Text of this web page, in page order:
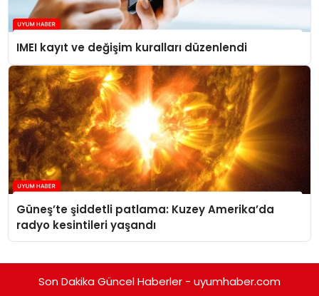
IMEI kayıt ve değişim kuralları düzenlendi
Güneş’te şiddetli patlama: Kuzey Amerika’da
radyo kesintileri yaşandı
Son Dakika Güncel Haberler - uyumhaber.com